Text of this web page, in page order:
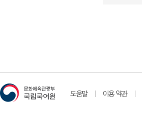
도움말 이용 약관